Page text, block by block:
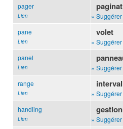
pager
Lien
»
pane
Lien
volet
»
panel
Lien
»
range
Lien
»
handling
Lien
gestion
»